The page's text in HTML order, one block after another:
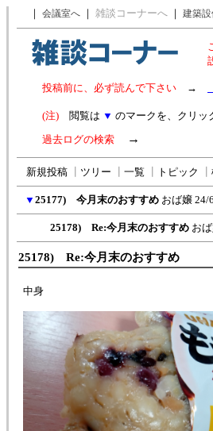
｜ 会議室へ ｜ 雑談コーナーへ ｜ 建築
投稿前に、必ず読んで下さい →
(注) 閲覧は ▼ のマークを、クリッ
過去ログの検索 →
新規投稿 ツリー 一覧 トピック
▼ 25177) 今月末のおすすめ おば嬢 24/
25178) Re:今月末のおすすめ お
25178) Re:今月末のおすすめ
中身